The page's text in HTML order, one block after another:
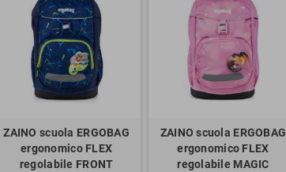
ZAINO scuola ERGOBAG
ergonomico FLEX
regolabile FRONT
ZAINO scuola ERGOBAG
ergonomico FLEX
regolabile MAGIC